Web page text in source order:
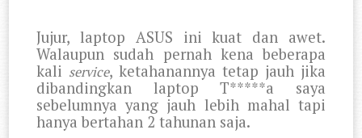
Jujur, laptop ASUS ini kuat dan awet.
Walaupun sudah pernah kena beberapa
kali service, ketahanannya tetap jauh jika
dibandingkan laptop T*****a saya
sebelumnya yang jauh lebih mahal tapi
hanya bertahan 2 tahunan saja.